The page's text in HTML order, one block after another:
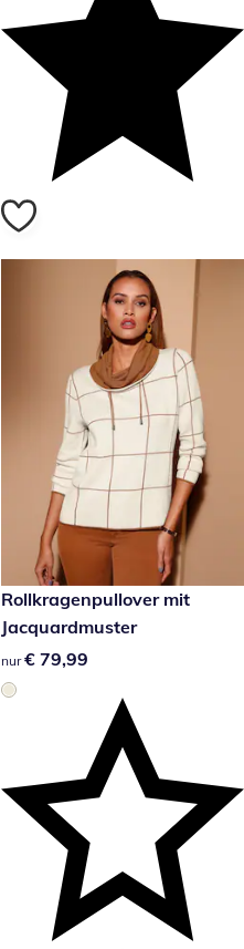
€ 79,99
Rollkragenpullover mit
Jacquardmuster
€ 79,99
nur € 79,99